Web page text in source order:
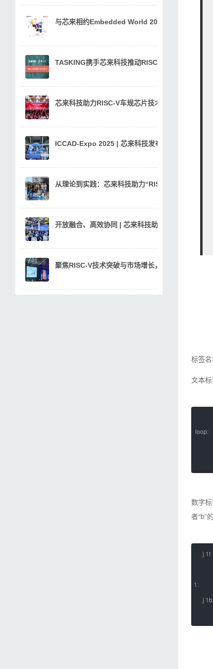
标签
文本
数字
者“b”
j 1f
//（
1 :
j 1
//（
与芯来相约Embedded World 2026，共探RISC-V
TASKING携手芯来科技推动RISC-V汽车软件创新
芯来科技助力RISC-V车规芯片技术与生态体系研究
ICCAD-Expo 2025 | 芯来科技发布UX1020H，支持
从理论到实践：芯来科技助力“RISC-V处理器设计
开放融合、高效协同 | 芯来科技助力汽车芯片RISC-
聚焦RISC-V技术突破与市场增长，芯来科技出席